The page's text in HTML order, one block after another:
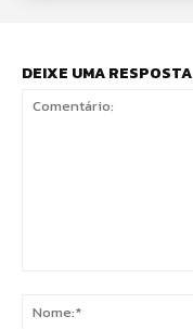
DEIXE UMA RESPOSTA